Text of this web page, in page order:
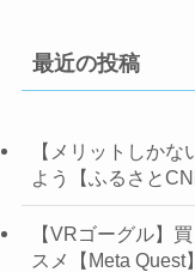
最近の投稿
【メリットしか
よう【ふるさと
【VRゴーグル】
スメ【Meta Quest】